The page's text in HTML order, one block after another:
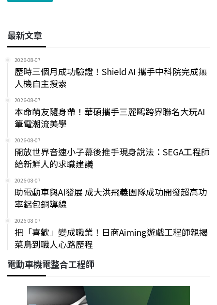
最新文章
2026-08-07
歷時三個月成功驗證！Shield AI 攜手中科院完成無
人機自主搜索
2026-08-07
本命萌友隨身帶！華碩攜手三麗鷗跨界聯名大玩AI
筆電潮流美學
2026-08-07
開放世界音速小子幕後推手現身說法：SEGA工程師
給新鮮人的求職建議
2026-08-07
助電動車與AI發展 成大洪飛義團隊成功開發超高功
率鋁包銅導線
2026-08-07
把「喜歡」變成職業！日商Aiming遊戲工程師親揭
菜鳥到職人心路歷程
電動車機電整合工程師